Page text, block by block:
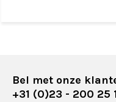
Bel met onze
+31 (0)23 - 200 25